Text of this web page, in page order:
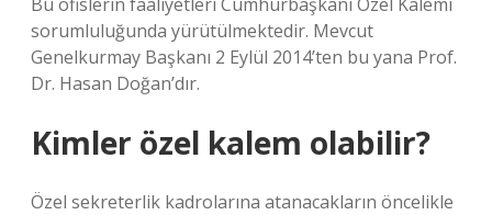
sorumluluğunda yürütülmektedir. Mevcut
Genelkurmay Başkanı 2 Eylül 2014’ten bu yana Prof.
Dr. Hasan Doğan’dır.
Kimler özel kalem olabilir?
Özel sekreterlik kadrolarına atanacakların öncelikle